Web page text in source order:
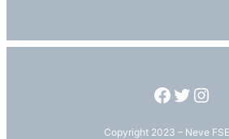
Copyright 2023 – Neve